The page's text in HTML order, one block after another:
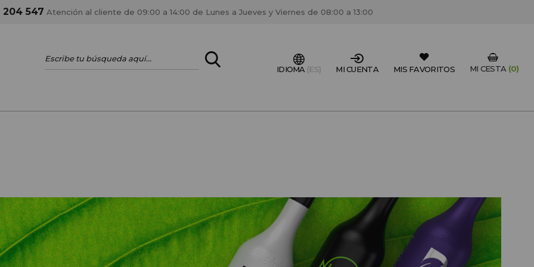
ENTRAR
CREAR CUENTA PROFESIONAL
204 547 Atención al cliente de 09:00 a 14:00 de Lunes a Jueves y Viernes de 08:00 a 13:00
MI CESTA (0)
MIS FAVORITOS
MI CUENTA
IDIOMA (ES)